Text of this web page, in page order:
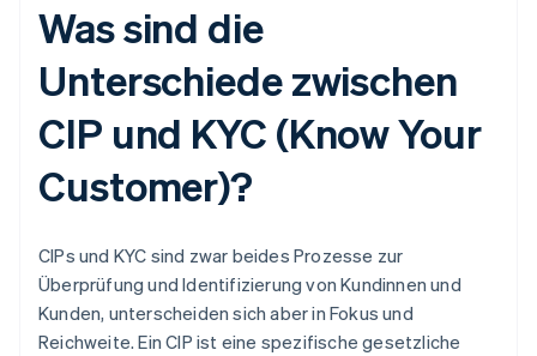
Was sind die
Unterschiede zwischen
CIP und KYC (Know Your
Customer)?
CIPs und KYC sind zwar beides Prozesse zur
Überprüfung und Identifizierung von Kundinnen und
Kunden, unterscheiden sich aber in Fokus und
Reichweite. Ein CIP ist eine spezifische gesetzliche